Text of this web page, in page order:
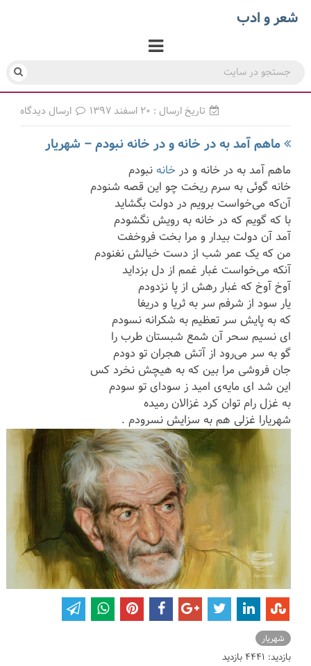
شعر و ادب
تاریخ ارسال : ۲۰ اسفند ۱۳۹۷ ارسال دیدگاه
ماهم آمد به در خانه و در خانه نبودم – شهریار
ماهم آمد به در خانه و در خانه نبودم
خانه گوئی به سرم ریخت چو این قصه شنودم
آن‌که می‌خواست برویم در دولت بگشاید
با که گویم که در خانه به رویش نگشودم
آمد آن دولت بیدار و مرا بخت فروخفت
من که یک عمر شب از دست خیالش نغنودم
آنکه می‌خواست غبار غمم از دل بزداید
آوخ آوخ که غبار رهش از پا نزدودم
یار سود از شرفم سر به ثریا و دریغا
که به پایش سر تعظیم به شکرانه نسودم
ای نسیم سحر آن شمع شبستان طرب را
گو به سر می‌رود از آتش هجران تو دودم
جان فروشی مرا بین که به هیچش نخرد کس
این شد ای مایه‌ی امید ز سودای تو سودم
به غزل رام توان کرد غزالان رمیده
شهریارا غزلی هم به سزایش نسرودم .
شهریار
بازدید: 4441 بازدید